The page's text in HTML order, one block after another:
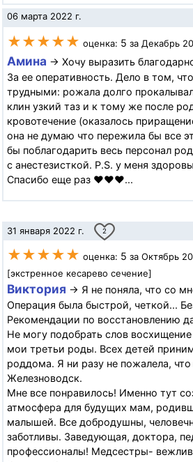
06 марта 2022 г.
★★★★★ оценка: 5 за Декабрь
Амина → Хочу выразить
За ее оперативность. Дело в том,
трудными: рожала долго
клин узкий таз и к тому же после
кровотечение (оказалось
она не думаю что пережила бы все
бы поблагодарить весь персонал
с анестезисткой. P.S. у меня
Спасибо еще раз ❤❤❤...
31 января 2022 г. 2
★★★★★ оценка: 5 за Октябрь
[экстренное кесарево сечение]
Виктория → Я не поняла, что со
Операция была быстрой, четкой...
Рекомендации по восстановлению
Не могу подобрать слов
мои третьи роды. Всех детей
роддома. Я ни разу не пожалела,
Железноводск.
Мне все понравилось! Именно тут
атмосфера для будущих мам,
малышей. Все добродушны,
заботливы. Заведующая, доктора,
профессионалы! Медсестры-